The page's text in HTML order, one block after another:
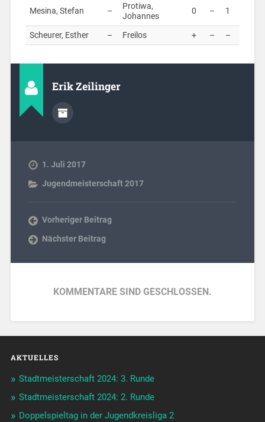
Mesina, Stefan –
Protiwa,
Johannes
0 – 1
Scheurer, Esther – Freilos + – –
Erik Zeilinger
1. Juli 2017
Jugendmeisterschaft 2017
Vorheriger Beitrag
Nächster Beitrag
KOMMENTARE SIND GESCHLOSSEN.
AKTUELLES
Stadtmeisterschaft 2024: 3. Runde
Stadtmeisterschaft 2024: 2. Runde
Doppelspieltag in der Jugendkreisliga 2